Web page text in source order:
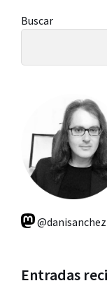
Barra
Buscar
@danisanchez
Entradas